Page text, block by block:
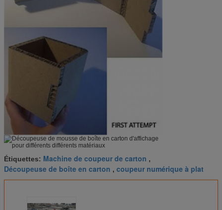
Étiquettes: Machine de coupeur de carton ,
Découpeuse de boîte en carton , coupeur numérique à plat